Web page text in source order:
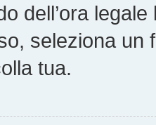
dell’ora
seleziona
tua.